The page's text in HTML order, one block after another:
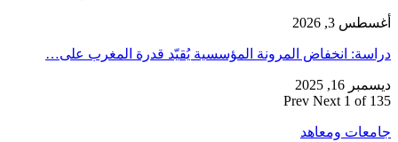
أغسطس 3, 2026
دراسة: انخفاض المرونة المؤسسية يُقيّد قدرة المغرب على…
ديسمبر 16, 2025
Prev Next 1 of 135
جامعات ومعاهد